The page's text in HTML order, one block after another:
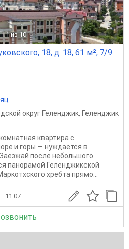
1 из 10
18, д. 18, 61 м², 7/9
округ Геленджик, Геленджик
квартира с
и горы — нуждается в
после небольшого
панорамой Геленджикской
хребта прямо...
11.07